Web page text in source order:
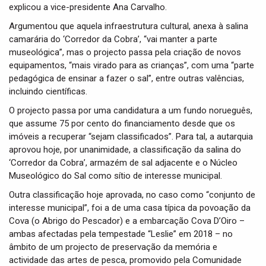
explicou a vice-presidente Ana Carvalho.
Argumentou que aquela infraestrutura cultural, anexa à salina
camarária do ‘Corredor da Cobra’, “vai manter a parte
museológica”, mas o projecto passa pela criação de novos
equipamentos, “mais virado para as crianças”, com uma “parte
pedagógica de ensinar a fazer o sal”, entre outras valências,
incluindo científicas.
O projecto passa por uma candidatura a um fundo norueguês,
que assume 75 por cento do financiamento desde que os
imóveis a recuperar “sejam classificados”. Para tal, a autarquia
aprovou hoje, por unanimidade, a classificação da salina do
‘Corredor da Cobra’, armazém de sal adjacente e o Núcleo
Museológico do Sal como sítio de interesse municipal.
Outra classificação hoje aprovada, no caso como “conjunto de
interesse municipal”, foi a de uma casa típica da povoação da
Cova (o Abrigo do Pescador) e a embarcação Cova D’Oiro –
ambas afectadas pela tempestade “Leslie” em 2018 – no
âmbito de um projecto de preservação da memória e
actividade das artes de pesca, promovido pela Comunidade